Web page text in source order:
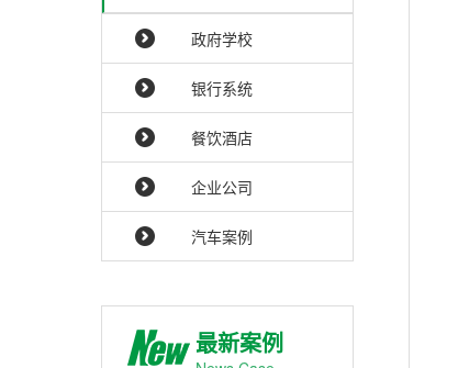
政府学校
银行系统
餐饮酒店
企业公司
汽车案例
最新案例